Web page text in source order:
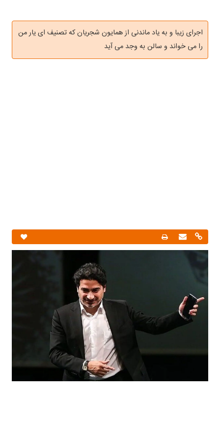
اجرای زیبا و به یاد ماندنی از همایون شجریان که تصنیف ای یار من
را می خواند و سالن به وجد می آید